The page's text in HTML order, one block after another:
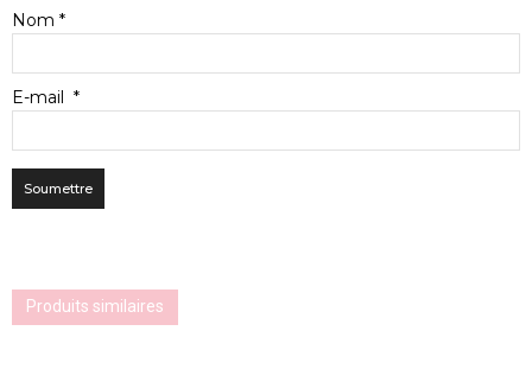
Nom *
E-mail *
Produits similaires